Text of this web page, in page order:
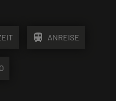
train ANREISE